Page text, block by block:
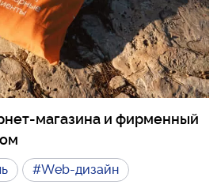
магазина и фирменный
#Web-дизайн